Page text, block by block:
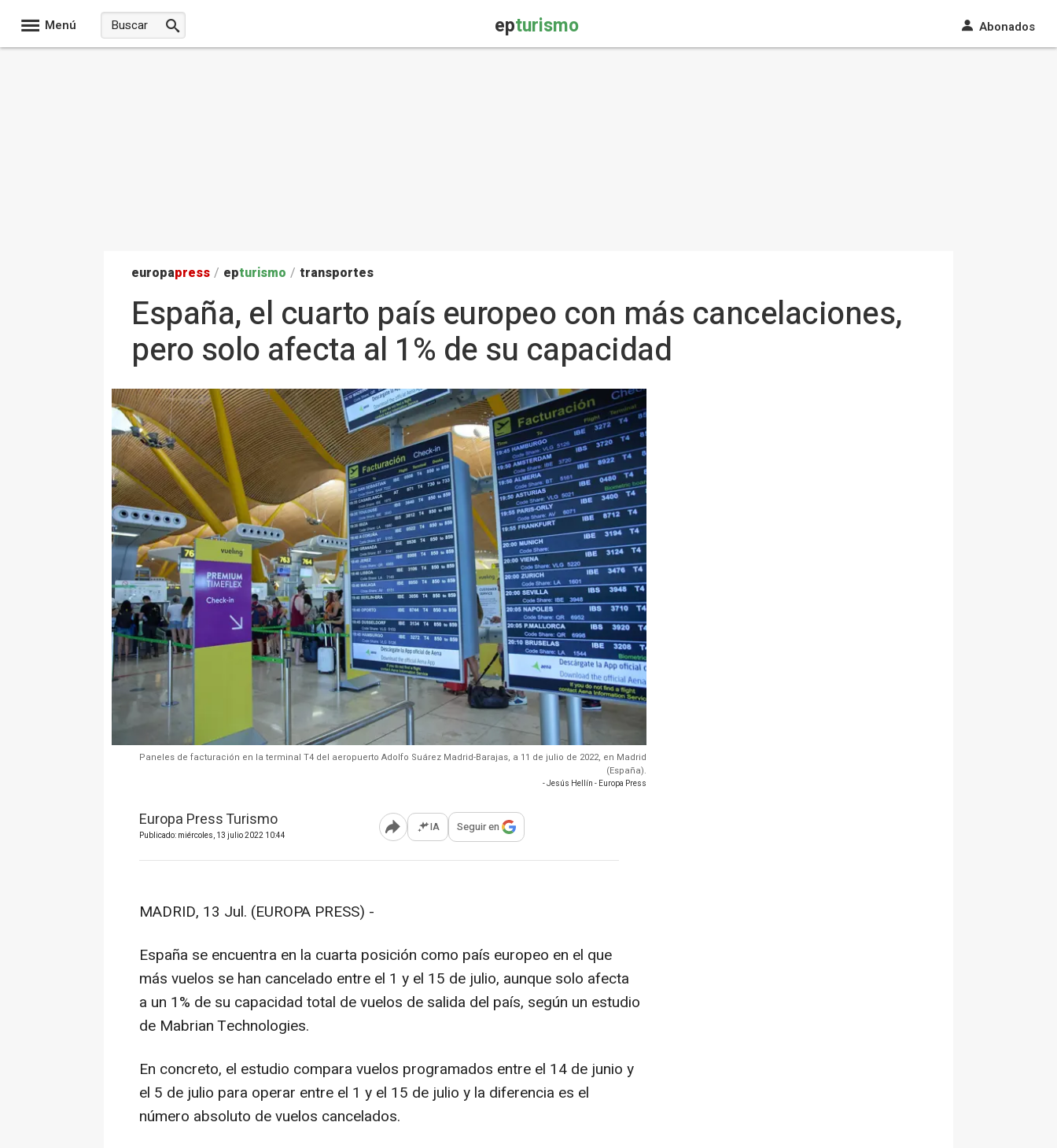
Menú epturismo Abonados
europapress / epturismo / transportes
España, el cuarto país europeo con más cancelaciones,
pero solo afecta al 1% de su capacidad
Paneles de facturación en la terminal T4 del aeropuerto Adolfo Suárez Madrid-Barajas, a 11 de julio de 2022, en Madrid
(España).
- Jesús Hellín - Europa Press
Europa Press Turismo
Publicado: miércoles, 13 julio 2022 10:44 Abrir opciones para compartir
IA Seguir en
MADRID, 13 Jul. (EUROPA PRESS) -
España se encuentra en la cuarta posición como país europeo en el que
más vuelos se han cancelado entre el 1 y el 15 de julio, aunque solo afecta
a un 1% de su capacidad total de vuelos de salida del país, según un estudio
de Mabrian Technologies.
En concreto, el estudio compara vuelos programados entre el 14 de junio y
el 5 de julio para operar entre el 1 y el 15 de julio y la diferencia es el
número absoluto de vuelos cancelados.